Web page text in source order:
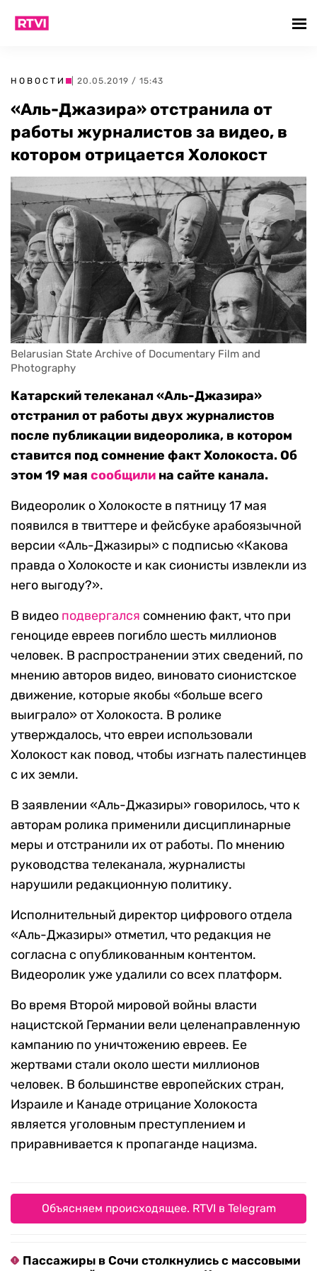
НОВОСТИ | 20.05.2019 / 15:43
«Аль-Джазира» отстранила от
работы журналистов за видео, в
котором отрицается Холокост
Belarusian State Archive of Documentary Film and
Photography
Катарский телеканал «Аль-Джазира»
отстранил от работы двух журналистов
после публикации видеоролика, в котором
ставится под сомнение факт Холокоста. Об
этом 19 мая сообщили на сайте канала.
Видеоролик о Холокосте в пятницу 17 мая
появился в твиттере и фейсбуке арабоязычной
версии «Аль-Джазиры» с подписью «Какова
правда о Холокосте и как сионисты извлекли из
него выгоду?».
В видео подвергался сомнению факт, что при
геноциде евреев погибло шесть миллионов
человек. В распространении этих сведений, по
мнению авторов видео, виновато сионистское
движение, которые якобы «больше всего
выиграло» от Холокоста. В ролике
утверждалось, что евреи использовали
Холокост как повод, чтобы изгнать палестинцев
с их земли.
В заявлении «Аль-Джазиры» говорилось, что к
авторам ролика применили дисциплинарные
меры и отстранили их от работы. По мнению
руководства телеканала, журналисты
нарушили редакционную политику.
Исполнительный директор цифрового отдела
«Аль-Джазиры» отметил, что редакция не
согласна с опубликованным контентом.
Видеоролик уже удалили со всех платформ.
Во время Второй мировой войны власти
нацистской Германии вели целенаправленную
кампанию по уничтожению евреев. Ее
жертвами стали около шести миллионов
человек. В большинстве европейских стран,
Израиле и Канаде отрицание Холокоста
является уголовным преступлением и
приравнивается к пропаганде нацизма.
Объясняем происходящее. RTVI в Telegram
Пассажиры в Сочи столкнулись с массовыми